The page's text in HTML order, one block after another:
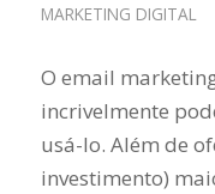
MARKETING DIGITAL
O email
incrivelmente
usá-lo. Além de
investimento)